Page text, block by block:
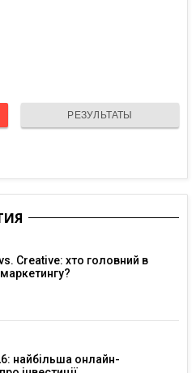
РЕЗУЛЬТАТЫ
Creative: хто головний в
найбільша онлайн-